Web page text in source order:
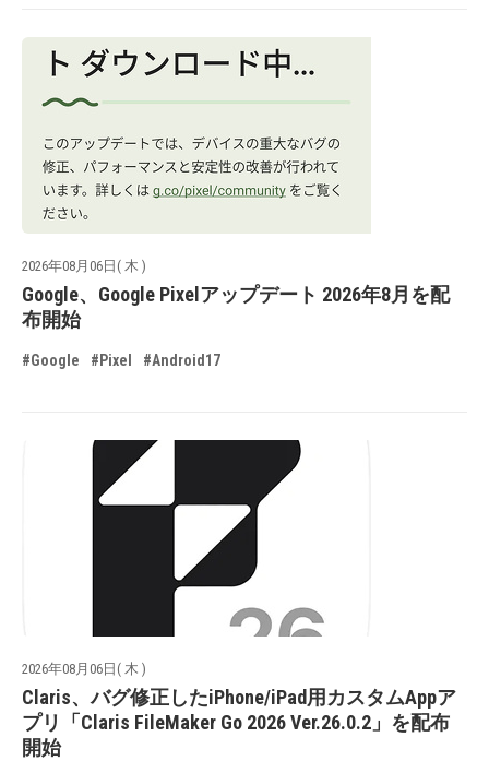
2026年08月06日( 木 )
Google、Google Pixelアップデート 2026年8月を配
布開始
#Google #Pixel #Android17
2026年08月06日( 木 )
Claris、バグ修正したiPhone/iPad用カスタムAppア
プリ「Claris FileMaker Go 2026 Ver.26.0.2」を配布
開始